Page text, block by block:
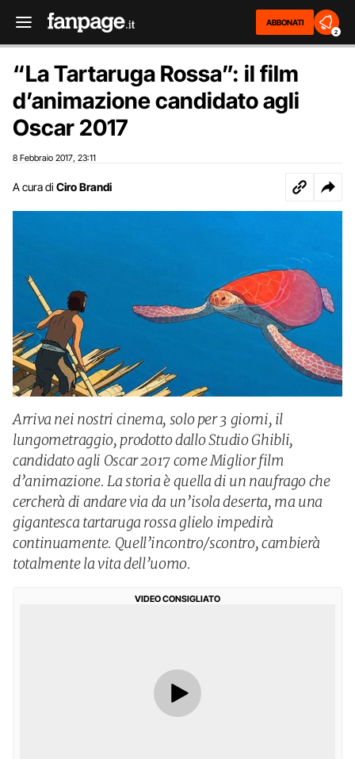
ABBONATI
2
“La Tartaruga Rossa”: il film
d’animazione candidato agli
Oscar 2017
8 Febbraio 2017 23:11
A cura di Ciro Brandi
Arriva nei nostri cinema, solo per 3 giorni, il
lungometraggio, prodotto dallo Studio Ghibli,
candidato agli Oscar 2017 come Miglior film
d’animazione. La storia è quella di un naufrago che
cercherà di andare via da un’isola deserta, ma una
gigantesca tartaruga rossa glielo impedirà
continuamente. Quell’incontro/scontro, cambierà
totalmente la vita dell’uomo.
VIDEO CONSIGLIATO